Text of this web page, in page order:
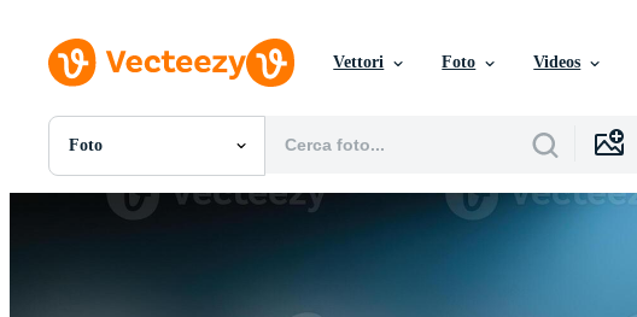
Vettori Foto Videos
Foto
Tutte Immagini
Foto